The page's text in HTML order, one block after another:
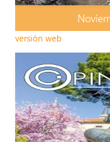
versión web